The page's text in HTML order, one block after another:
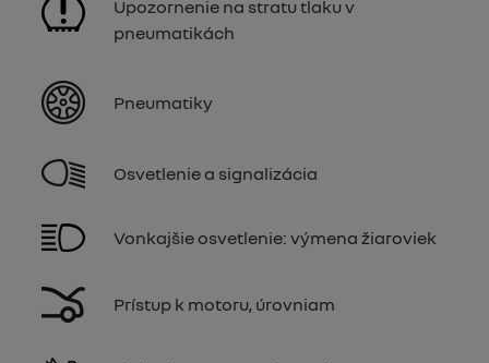
Upozornenie na stratu tlaku v
pneumatikách
Pneumatiky
Osvetlenie a signalizácia
Vonkajšie osvetlenie: výmena žiaroviek
Prístup k motoru, úrovniam